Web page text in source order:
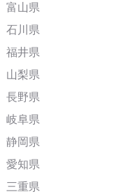
富山県
石川県
福井県
山梨県
長野県
岐阜県
静岡県
愛知県
三重県